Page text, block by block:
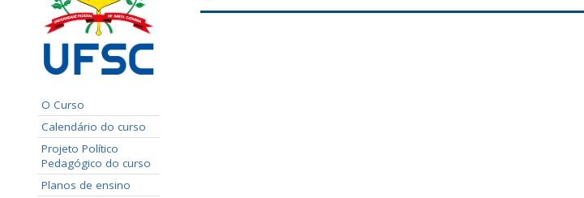
O Curso
Calendário do curso
Projeto Político
Pedagógico do curso
Planos de ensino